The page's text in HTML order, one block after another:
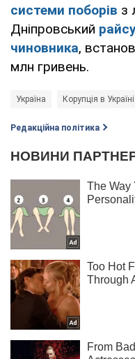
системи поборів з
Дніпровський
чиновника,
млн гривень.
Україна Корупція в Україні
Редакційна політика